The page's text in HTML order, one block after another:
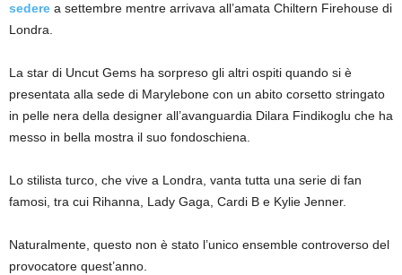
sedere a settembre mentre arrivava all’amata Chiltern Firehouse di
Londra.
La star di Uncut Gems ha sorpreso gli altri ospiti quando si è
presentata alla sede di Marylebone con un abito corsetto stringato
in pelle nera della designer all’avanguardia Dilara Findikoglu che ha
messo in bella mostra il suo fondoschiena.
Lo stilista turco, che vive a Londra, vanta tutta una serie di fan
famosi, tra cui Rihanna, Lady Gaga, Cardi B e Kylie Jenner.
Naturalmente, questo non è stato l’unico ensemble controverso del
provocatore quest’anno.